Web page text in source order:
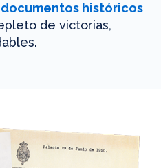
históricos
de victorias,